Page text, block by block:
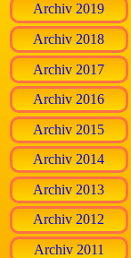
Archiv 2019
Archiv 2018
Archiv 2017
Archiv 2016
Archiv 2015
Archiv 2014
Archiv 2013
Archiv 2012
Archiv 2011